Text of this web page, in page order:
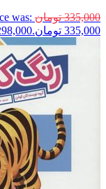
335,000 تومان was:
335,000 تومان.